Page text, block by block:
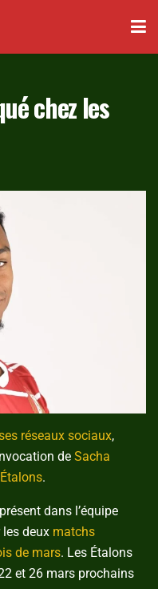
chez les
réseaux sociaux,
de Sacha
.
dans l’équipe
les deux matchs
de mars. Les Étalons
et 26 mars prochains